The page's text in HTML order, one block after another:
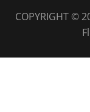
COPYRIGHT ©